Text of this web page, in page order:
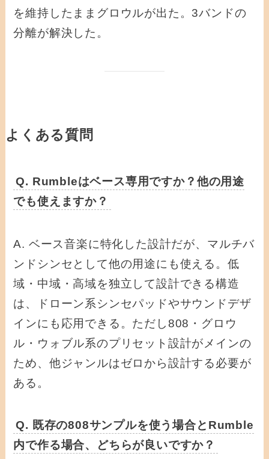
を維持したままグロウルが出た。3バンドの
分離が解決した。
よくある質問
Q. Rumbleはベース専用ですか？他の用途
でも使えますか？
A. ベース音楽に特化した設計だが、マルチバ
ンドシンセとして他の用途にも使える。低
域・中域・高域を独立して設計できる構造
は、ドローン系シンセパッドやサウンドデザ
インにも応用できる。ただし808・グロウ
ル・ウォブル系のプリセット設計がメインの
ため、他ジャンルはゼロから設計する必要が
ある。
Q. 既存の808サンプルを使う場合とRumble
内で作る場合、どちらが良いですか？